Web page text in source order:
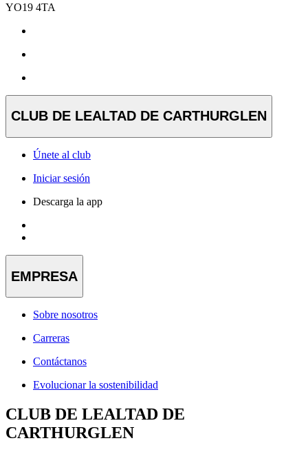
YO19 4TA
CLUB DE LEALTAD DE CARTHURGLEN
Únete al club
Iniciar sesión
Descarga la app
EMPRESA
Sobre nosotros
Carreras
Contáctanos
Evolucionar la sostenibilidad
CLUB DE LEALTAD DE
CARTHURGLEN